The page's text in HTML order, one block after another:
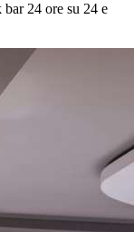
24 ore su 24 e